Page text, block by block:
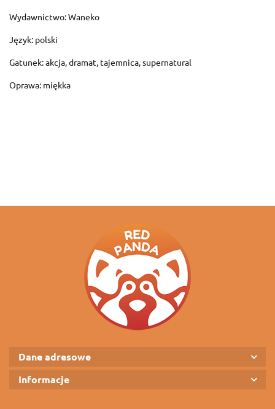
Wydawnictwo: Waneko
Język: polski
Gatunek: akcja, dramat, tajemnica, supernatural
Oprawa: miękka
Dane adresowe
Informacje